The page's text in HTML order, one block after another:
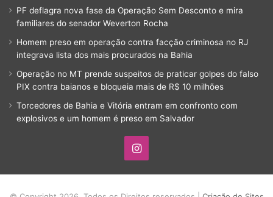
PF deflagra nova fase da Operação Sem Desconto e mira
familiares do senador Weverton Rocha
Homem preso em operação contra facção criminosa no RJ
integrava lista dos mais procurados na Bahia
Operação no MT prende suspeitos de praticar golpes do falso
PIX contra baianos e bloqueia mais de R$ 10 milhões
Torcedores de Bahia e Vitória entram em confronto com
explosivos e um homem é preso em Salvador
Instagram